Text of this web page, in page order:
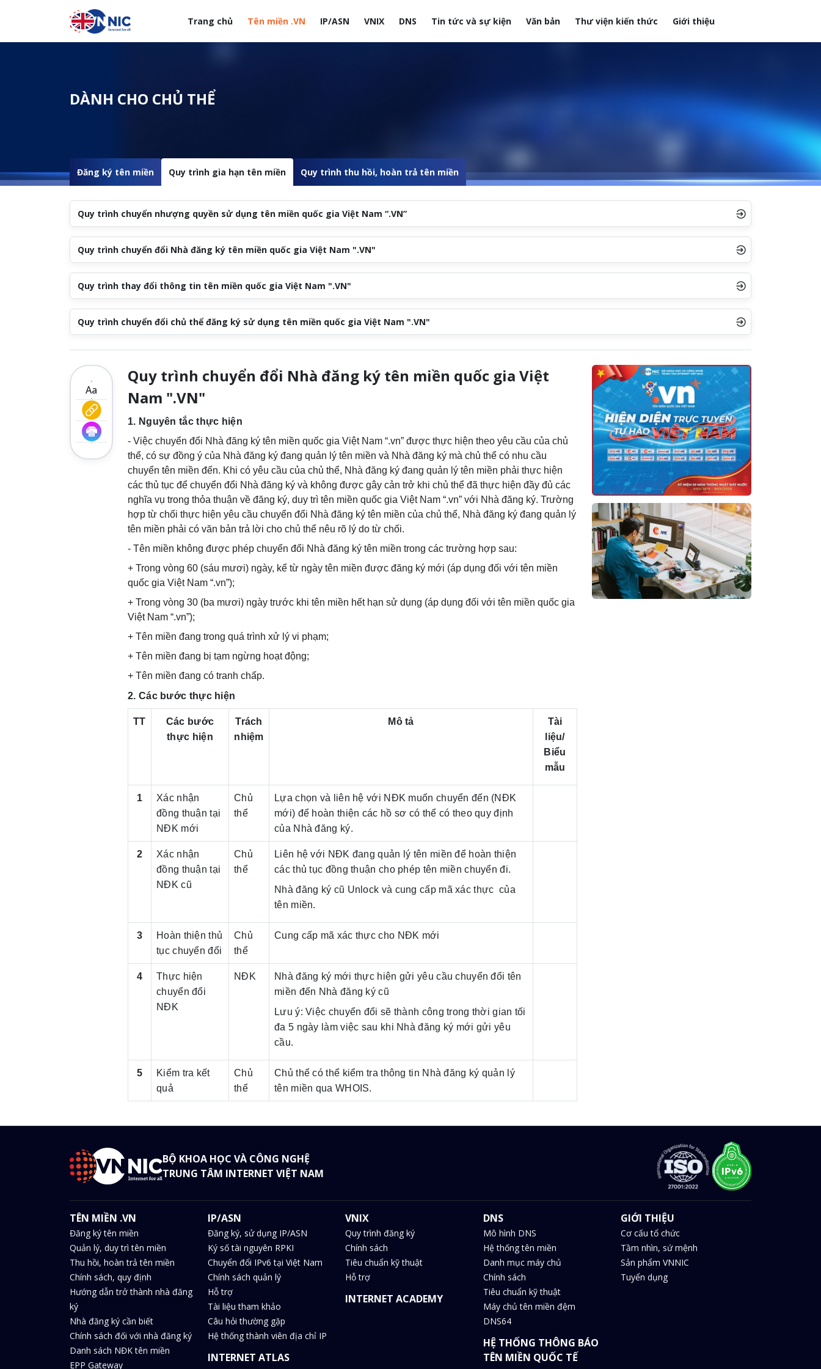
Nhảy đến nội dung
Trang chủ Tên miền .VN IP/ASN VNIX DNS Tin tức và sự kiện Văn bản Thư viện kiến thức Giới thiệu
Menuheader của website
DÀNH CHO CHỦ THỂ
Đăng ký tên miền Quy trình gia hạn tên miền Quy trình thu hồi, hoàn trả tên miền
Quy trình chuyển nhượng quyền sử dụng tên miền quốc gia Việt Nam “.VN”
Quy trình chuyển đổi Nhà đăng ký tên miền quốc gia Việt Nam ".VN"
Quy trình thay đổi thông tin tên miền quốc gia Việt Nam ".VN"
Quy trình chuyển đổi chủ thể đăng ký sử dụng tên miền quốc gia Việt Nam ".VN"
Aa
Quy trình chuyển đổi Nhà đăng ký tên miền quốc gia Việt
Nam ".VN"
1. Nguyên tắc thực hiện
- Việc chuyển đổi Nhà đăng ký tên miền quốc gia Việt Nam “.vn” được thực hiện theo yêu cầu của chủ
thể, có sự đồng ý của Nhà đăng ký đang quản lý tên miền và Nhà đăng ký mà chủ thể có nhu cầu
chuyển tên miền đến. Khi có yêu cầu của chủ thể, Nhà đăng ký đang quản lý tên miền phải thực hiện
các thủ tục để chuyển đổi Nhà đăng ký và không được gây cản trở khi chủ thể đã thực hiện đầy đủ các
nghĩa vụ trong thỏa thuận về đăng ký, duy trì tên miền quốc gia Việt Nam “.vn” với Nhà đăng ký. Trường
hợp từ chối thực hiện yêu cầu chuyển đổi Nhà đăng ký tên miền của chủ thể, Nhà đăng ký đang quản lý
tên miền phải có văn bản trả lời cho chủ thể nêu rõ lý do từ chối.
- Tên miền không được phép chuyển đổi Nhà đăng ký tên miền trong các trường hợp sau:
+ Trong vòng 60 (sáu mươi) ngày, kể từ ngày tên miền được đăng ký mới (áp dụng đối với tên miền
quốc gia Việt Nam “.vn”);
+ Trong vòng 30 (ba mươi) ngày trước khi tên miền hết hạn sử dụng (áp dụng đối với tên miền quốc gia
Việt Nam “.vn”);
+ Tên miền đang trong quá trình xử lý vi phạm;
+ Tên miền đang bị tạm ngừng hoạt động;
+ Tên miền đang có tranh chấp.
2. Các bước thực hiện
TT
Các bước
thực hiện
Trách
nhiệm
Mô tả
Tài
liệu/
Biểu
mẫu
1
Xác nhận
đồng thuận tại
NĐK mới
Chủ
thể
Lựa chọn và liên hệ với NĐK muốn chuyển đến (NĐK
mới) để hoàn thiện các hồ sơ có thể có theo quy định
của Nhà đăng ký.
2
Xác nhận
đồng thuận tại
NĐK cũ
Chủ
thể
Liên hệ với NĐK đang quản lý tên miền để hoàn thiện
các thủ tục đồng thuận cho phép tên miền chuyển đi.
Nhà đăng ký cũ Unlock và cung cấp mã xác thực của
tên miền.
3
Hoàn thiện thủ
tục chuyển đổi
Chủ
thể
Cung cấp mã xác thực cho NĐK mới
4
Thực hiện
chuyển đổi
NĐK
NĐK
Nhà đăng ký mới thực hiện gửi yêu cầu chuyển đổi tên
miền đến Nhà đăng ký cũ
Lưu ý: Việc chuyển đổi sẽ thành công trong thời gian tối
đa 5 ngày làm việc sau khi Nhà đăng ký mới gửi yêu
cầu.
5
Kiểm tra kết
quả
Chủ
thể
Chủ thể có thể kiểm tra thông tin Nhà đăng ký quản lý
tên miền qua WHOIS.
BỘ KHOA HỌC VÀ CÔNG NGHỆ
TRUNG TÂM INTERNET VIỆT NAM
TÊN MIỀN .VN
Đăng ký tên miền
Quản lý, duy trì tên miền
Thu hồi, hoàn trả tên miền
Chính sách, quy định
Hướng dẫn trở thành nhà đăng
ký
Nhà đăng ký cần biết
Chính sách đối với nhà đăng ký
Danh sách NĐK tên miền
EPP Gateway
IP/ASN
Đăng ký, sử dụng IP/ASN
Ký số tài nguyên RPKI
Chuyển đổi IPv6 tại Việt Nam
Chính sách quản lý
Hỗ trợ
Tài liệu tham khảo
Câu hỏi thường gặp
Hệ thống thành viên địa chỉ IP
INTERNET ATLAS
VNIX
Quy trình đăng ký
Chính sách
Tiêu chuẩn kỹ thuật
Hỗ trợ
INTERNET ACADEMY
DNS
Mô hình DNS
Hệ thống tên miền
Danh mục máy chủ
Chính sách
Tiêu chuẩn kỹ thuật
Máy chủ tên miền đệm
DNS64
HỆ THỐNG THÔNG BÁO
TÊN MIỀN QUỐC TẾ
GIỚI THIỆU
Cơ cấu tổ chức
Tầm nhìn, sứ mệnh
Sản phẩm VNNIC
Tuyển dụng